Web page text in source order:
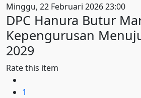
Minggu, 22 Februari 2026 23:00
DPC Hanura Butur
Kepengurusan
2029
Rate this item
1